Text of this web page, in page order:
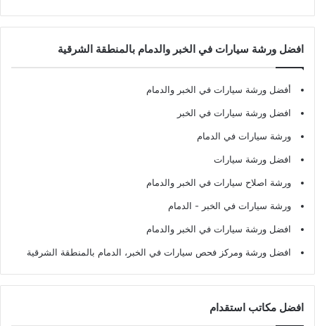
افضل ورشة سيارات في الخبر والدمام بالمنطقة الشرقية
أفضل ورشة سيارات في الخبر والدمام
افضل ورشة سيارات في الخبر
ورشة سيارات في الدمام
افضل ورشة سيارات
ورشة اصلاح سيارات في الخبر والدمام
ورشة سيارات في الخبر - الدمام
افضل ورشة سيارات في الخبر والدمام
افضل ورشة ومركز فحص سيارات في الخبر، الدمام بالمنطقة الشرقية
افضل مكاتب استقدام